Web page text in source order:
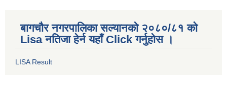
बागचौर नगरपालिका सल्यानको २०८०/८१ को
Lisa नतिजा हेर्न यहाँ Click गर्नुहोस ।
LISA Result